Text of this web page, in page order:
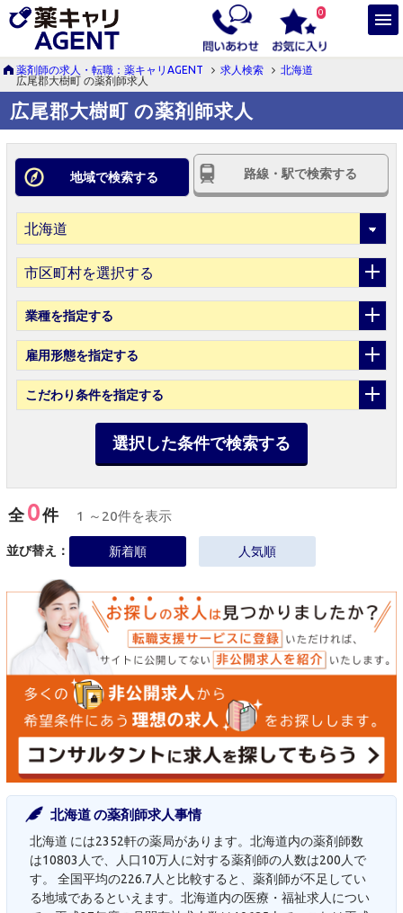
0
薬剤師の求人・転職：薬キャリAGENT 求人検索
北海道
広尾郡大樹町 の薬剤師求人
広尾郡大樹町 の薬剤師求人
地域で検索する 路線・駅で検索する
市区町村を選択する
業種を指定する
雇用形態を指定する
こだわり条件を指定する
選択した条件で検索する
全0件 1 ～20件を表示
並び替え： 新着順 人気順
北海道 の薬剤師求人事情
北海道 には2352軒の薬局があります。北海道内の薬剤師数
は10803人で、人口10万人に対する薬剤師の人数は200人で
す。 全国平均の226.7人と比較すると、薬剤師が不足してい
る地域であるといえます。北海道内の医療・福祉求人につい